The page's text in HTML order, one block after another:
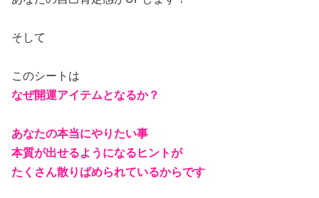
そして
このシートは
なぜ開運アイテムとなるか？
あなたの本当にやりたい事
本質が出せるようになるヒントが
たくさん散りばめられているからです